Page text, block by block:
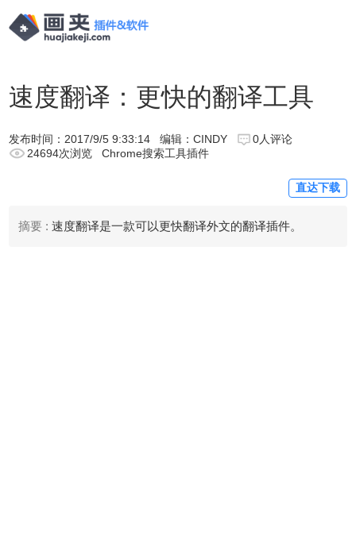
速度翻译：更快的翻译工具
发布时间： 2017/9/5 9:33:14 编辑：CINDY
0人评论
24694次浏览
Chrome搜索工具插件
直达下载
摘要 : 速度翻译是一款可以更快翻译外文的翻译插件。